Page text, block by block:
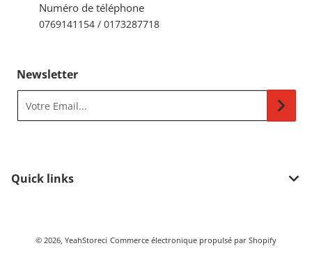
Numéro de téléphone
0769141154 / 0173287718
Newsletter
Votre Email...
Quick links
© 2026, YeahStoreci Commerce électronique propulsé par Shopify